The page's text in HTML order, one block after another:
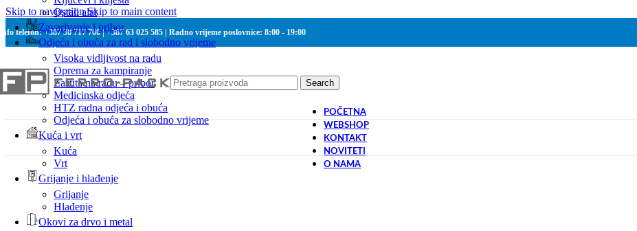
Skip to navigationSkip to main content
telefon: +387 30 717 700 | +387 63 025 585 | Radno vrijeme poslovnice: 8:00 - 19:00
Search
Ostali alat
Zavarivanje i pribor
Odjeća i obuća za rad i slobodno vrijeme
Visoka vidljivost na radu
Oprema za kampiranje
Zaštita na radu – pribor
Medicinska odjeća
HTZ radna odjeća i obuća
Odjeća i obuća za slobodno vrijeme
Kuća i vrt
Kuća
Vrt
Grijanje i hlađenje
Grijanje
Hlađenje
Okovi za drvo i metal
POČETNA
WEBSHOP
KONTAKT
NOVITETI
O NAMA